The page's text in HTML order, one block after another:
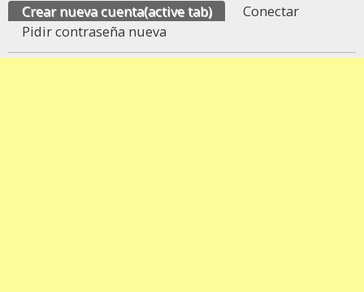
Crear nueva cuenta(active tab)
Conectar
Pidir contraseña nueva